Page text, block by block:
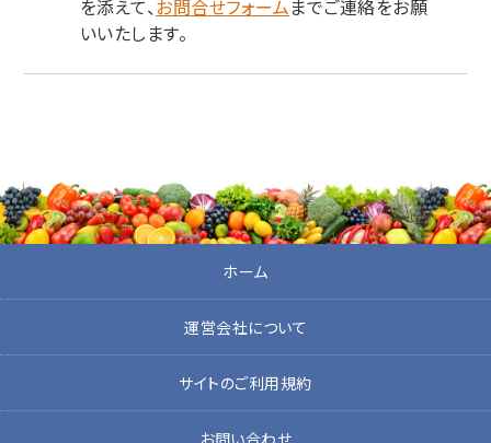
を添えて、お問合せフォームまでご連絡をお願
いいたします。
ホーム
運営会社について
サイトのご利用規約
お問い合わせ